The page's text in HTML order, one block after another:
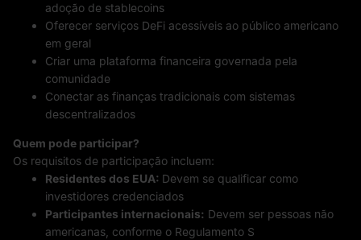
adoção de stablecoins
Oferecer serviços DeFi acessíveis ao público americano
em geral
Criar uma plataforma financeira governada pela
comunidade
Conectar as finanças tradicionais com sistemas
descentralizados
Quem pode participar?
Os requisitos de participação incluem:
Residentes dos EUA: Devem se qualificar como
investidores credenciados
Participantes internacionais: Devem ser pessoas não
americanas, conforme o Regulamento S